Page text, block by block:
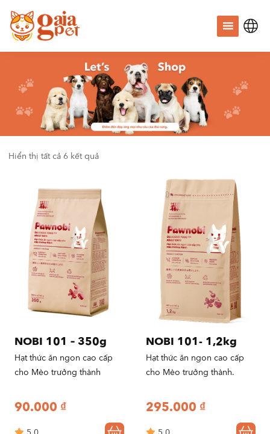
Hiển thị tất cả 6 kết quả
NOBI 101 – 350g
Hạt thức ăn ngon cao cấp
cho Mèo trưởng thành
90.000 ₫
NOBI 101- 1,2kg
Hạt thức ăn ngon cao cấp
cho Mèo trưởng thành.
295.000 ₫